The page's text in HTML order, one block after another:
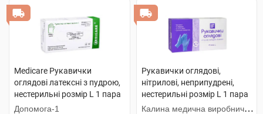
Medicare Рукавички
оглядові латексні з пудрою,
нестерильні розмір L 1 пара
Допомога-1
Рукавички оглядові,
нітрилові, неприпудрені,
нестерильні розмір L 1 пара
Калина медична виробнича